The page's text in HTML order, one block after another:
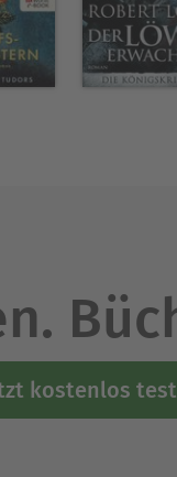
ein neues
Fans im
kostenlos